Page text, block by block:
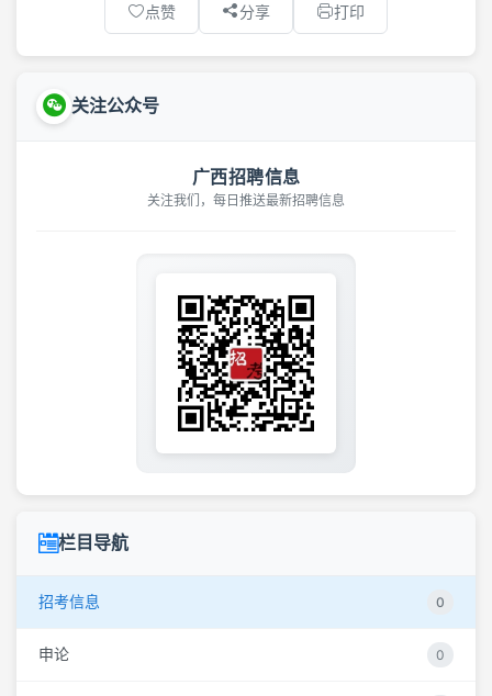
点赞 分享 打印
关注公众号
广西招聘信息
关注我们，每日推送最新招聘信息
栏目导航
招考信息 0
申论 0